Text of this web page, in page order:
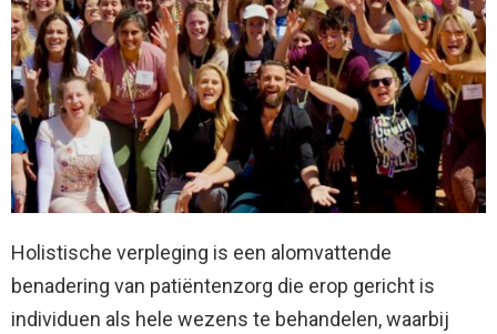
Holistische verpleging is een alomvattende
benadering van patiëntenzorg die erop gericht is
individuen als hele wezens te behandelen, waarbij